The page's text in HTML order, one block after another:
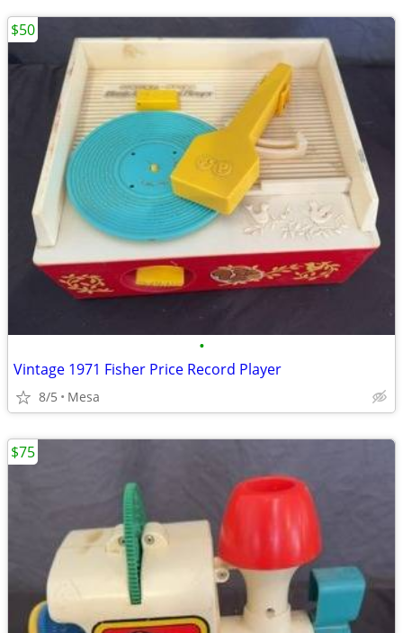
•
Vintage 1971 Fisher Price Record Player
8/5 Mesa
$50
$75